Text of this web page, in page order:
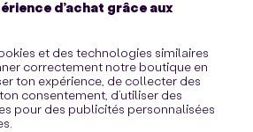
d’achat grâce aux
et des technologies similaires
correctement notre boutique en
ton expérience, de collecter des
consentement, d’utiliser des
pour des publicités personnalisées